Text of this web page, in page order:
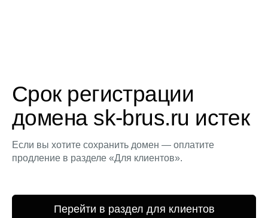
Срок регистрации
домена sk-brus.ru истек
Если вы хотите сохранить домен — оплатите
продление в разделе «Для клиентов».
Перейти в раздел для клиентов